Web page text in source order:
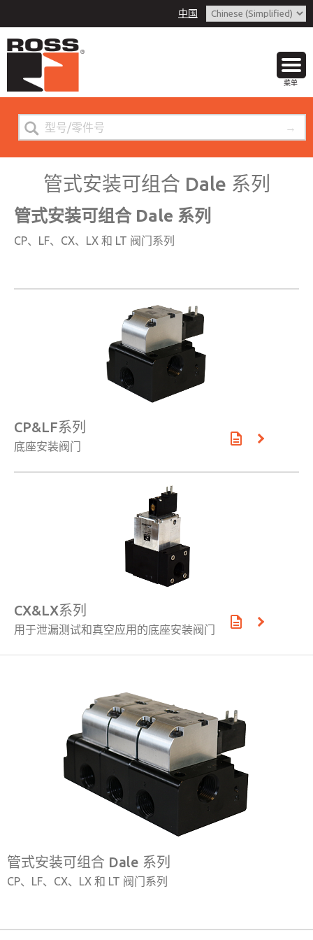
中国
菜单
管式安装可组合 Dale 系列
管式安装可组合 Dale 系列
CP、LF、CX、LX 和 LT 阀门系列
CP&LF系列
底座安装阀门
CX&LX系列
用于泄漏测试和真空应用的底座安装阀门
管式安装可组合 Dale 系列
CP、LF、CX、LX 和 LT 阀门系列
Download Documents Heading
×